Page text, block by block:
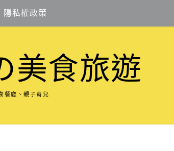
隱私權政策
美食旅遊
餐廳、親子育兒